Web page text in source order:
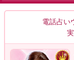
電話占い